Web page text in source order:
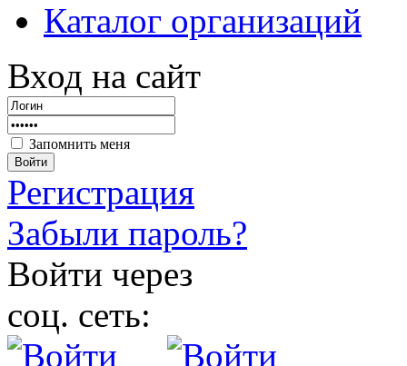
Каталог организаций
Вход на сайт
Запомнить меня
Войти
Регистрация
Забыли пароль?
Войти через
соц. сеть: